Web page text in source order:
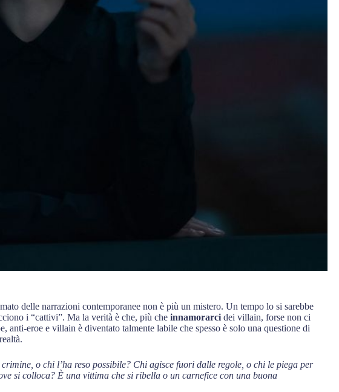
delle narrazioni contemporanee non è più un mistero. Un tempo lo si sarebbe
i “cattivi”. Ma la verità è che, più che innamorarci dei villain, forse non ci
anti-eroe e villain è diventato talmente labile che spesso è solo una questione di
o chi l’ha reso possibile? Chi agisce fuori dalle regole, o chi le piega per
si colloca? È una vittima che si ribella o un carnefice con una buona